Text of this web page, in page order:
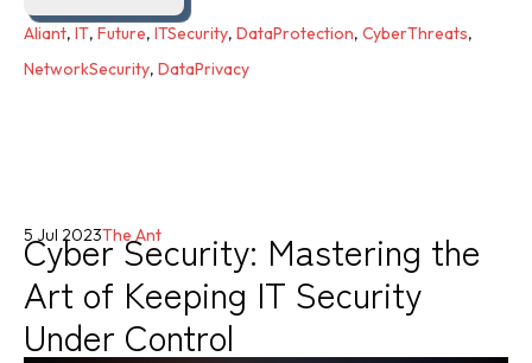
Aliant, IT, Future, ITSecurity, DataProtection, CyberThreats,
NetworkSecurity, DataPrivacy
Cyber Security: Mastering the
Art of Keeping IT Security
Under Control
5 Jul 2023The Ant